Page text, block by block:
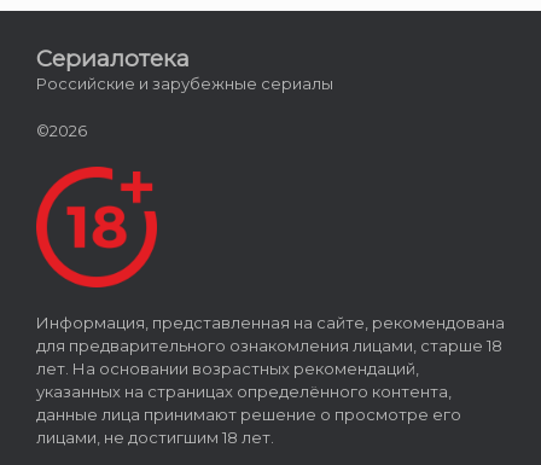
Сериалотека
Российские и зарубежные сериалы
©2026
Информация, представленная на сайте, рекомендована
для предварительного ознакомления лицами, старше 18
лет. На основании возрастных рекомендаций,
указанных на страницах определённого контента,
данные лица принимают решение о просмотре его
лицами, не достигшим 18 лет.